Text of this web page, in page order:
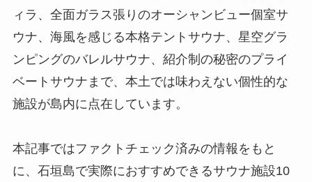
ィラ、全面ガラス張りのオーシャンビュー個室サ
ウナ、海風を感じる本格テントサウナ、星空グラ
ンピングのバレルサウナ、紹介制の秘密のプライ
ベートサウナまで、本土では味わえない個性的な
施設が島内に点在しています。
本記事ではファクトチェック済みの情報をもと
に、石垣島で実際におすすめできるサウナ施設10